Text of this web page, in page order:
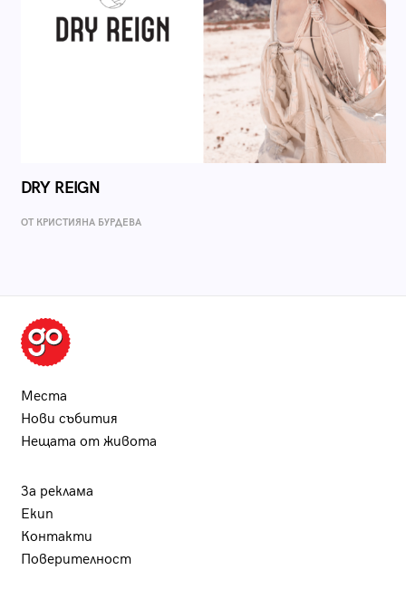
DRY REIGN
ОТ КРИСТИЯНА БУРДЕВА
Места
Нови събития
Нещата от живота
За реклама
Екип
Контакти
Поверителност